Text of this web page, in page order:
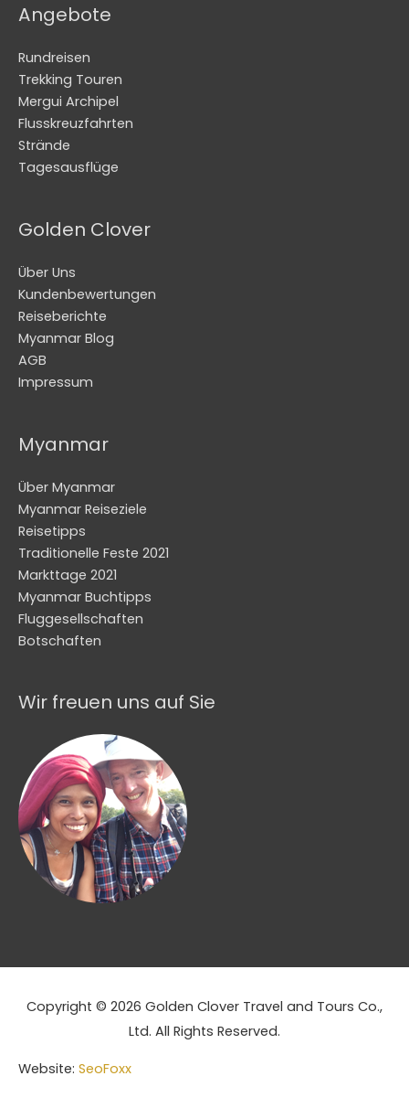
Angebote
Rundreisen
Trekking Touren
Mergui Archipel
Flusskreuzfahrten
Strände
Tagesausflüge
Golden Clover
Über Uns
Kundenbewertungen
Reiseberichte
Myanmar Blog
AGB
Impressum
Myanmar
Über Myanmar
Myanmar Reiseziele
Reisetipps
Traditionelle Feste 2021
Markttage 2021
Myanmar Buchtipps
Fluggesellschaften
Botschaften
Wir freuen uns auf Sie
Copyright © 2026 Golden Clover Travel and Tours Co.,
Ltd. All Rights Reserved.
Website: SeoFoxx